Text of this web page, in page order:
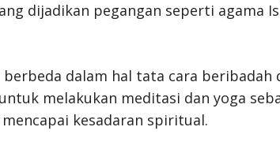
dijadikan pegangan seperti agama
dalam hal tata cara beribadah
melakukan meditasi dan yoga
kesadaran spiritual.